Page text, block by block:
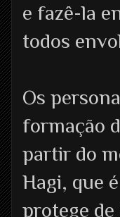
e fazê-la
todos
Os
formação
partir do
Hagi, que
protege